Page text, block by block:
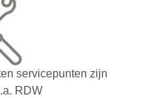
servicepunten zijn
RDW